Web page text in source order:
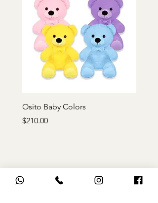
Osito Baby Colors
Precio
$210.00
Precio
$170.00